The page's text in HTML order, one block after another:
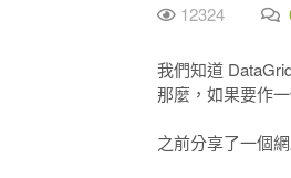
12324
我們知道
那麼，如果要作
之前分享了一個